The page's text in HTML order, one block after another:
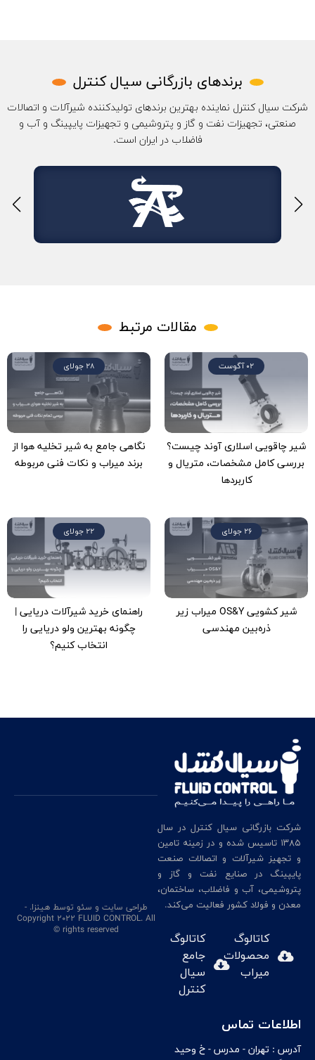
برندهای بازرگانی سیال کنترل
شرکت سیال کنترل نماینده بهترین برندهای تولیدکننده شیرآلات و اتصالات
صنعتی، تجهیزات نفت و گاز و پتروشیمی و تجهیزات پایپینگ و آب و
فاضلاب در ایران است.
مقالات مرتبط
02 آگوست
شیر چاقویی اسلاری آوند چیست؟
بررسی کامل مشخصات، متریال و
کاربردها
28 جولای
نگاهی جامع به شیر تخلیه هوا از
برند میراب و نکات فنی مربوطه
26 جولای
شیر کشویی OS&Y میراب زیر
ذره‌بین مهندسی
22 جولای
راهنمای خرید شیرآلات دریایی |
چگونه بهترین ولو دریایی را
انتخاب کنیم؟
شرکت بازرگانی سیال کنترل در سال
۱۳۸۵ تاسیس شده و در زمینه تامین
و تجهیز شیرآلات و اتصالات صنعت
پایپینگ در صنایع نفت و گاز و
پتروشیمی، آب و فاضلاب، ساختمان،
معدن و فولاد کشور فعالیت می‌کند.
کاتالوگ
محصولات
میراب
کاتالوگ
جامع
سیال
کنترل
اطلاعات تماس
آدرس : تهران - مدرس - خ وحيد
طراحی سایت و سئو توسط هینزا. -
Copyright 2022 FLUID CONTROL. All
rights reserved ©